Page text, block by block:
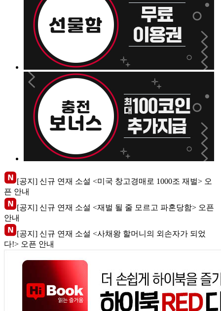
[공지] 신규 연재 소설 <미국 창고경매로 1000조 재벌> 오
픈 안내
[공지] 신규 연재 소설 <재벌 될 줄 모르고 파혼당함> 오픈
안내
[공지] 신규 연재 소설 <사채왕 할머니의 외손자가 되었
다!> 오픈 안내